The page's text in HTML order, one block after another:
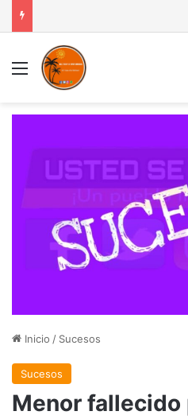
Menú
Inicio / Sucesos
Sucesos
Menor fallecido